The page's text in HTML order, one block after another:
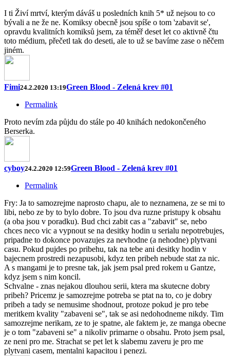
I ti Živí mrtví, kterým dáváš u posledních knih 5* už nejsou to co
bývali a ne že ne. Komiksy obecně jsou spíše o tom 'zabavit se',
opravdu kvalitních komiksů jsem, za téměř deset let co aktivně čtu
toto médium, přečetl tak do deseti, ale to už se bavíme zase o něčem
jiném.
Fimi24.2.2020 13:19Green Blood - Zelená krev #01
Permalink
Proto nevím zda půjdu do stále po 40 knihách nedokončeného
Berserka.
cyboy24.2.2020 12:59Green Blood - Zelená krev #01
Permalink
Fry: Ja to samozrejme naprosto chapu, ale to neznamena, ze se mi to
libi, nebo ze by to bylo dobre. To jsou dva ruzne pristupy k obsahu
(a oba jsou v poradku). Bud chci zabit cas a "zabavit" se, nebo
chces neco vic a vypnout se na desitky hodin u serialu nepotrebujes,
pripadne to dokonce povazujes za nevhodne (a nehodne) plytvani
casu. Pokud pujdes po pribehu, tak na tebe ani desitky hodin v
bajecnem prostredi nezapusobi, kdyz ten pribeh nebude stat za nic.
A s mangami je to presne tak, jak jsem psal pred rokem u Gantze,
kdyz jsem s nim koncil.
Schvalne - znas nejakou dlouhou serii, ktera ma skutecne dobry
pribeh? Pricemz je samozrejme potreba se ptat na to, co je dobry
pribeh a tady se nemusime shodnout, protoze pokud je pro tebe
meritkem kvality "zabaveni se", tak se asi nedohodneme nikdy. Tim
samozrejme nerikam, ze to je spatne, ale faktem je, ze manga obecne
je o tom "zabaveni se" a nikoliv primarne o obsahu. Proto jsem psal,
ze neni pro me. Strachat se pet let k slabemu zaveru je pro me
plytvani casem, mentalni kapacitou i penezi.